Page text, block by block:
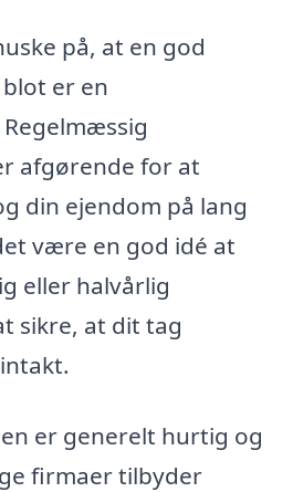
på, at en god
er en
afgørende for at
din ejendom på lang
være en god idé at
eller halvårlig
sikre, at dit tag
er generelt hurtig og
firmaer tilbyder